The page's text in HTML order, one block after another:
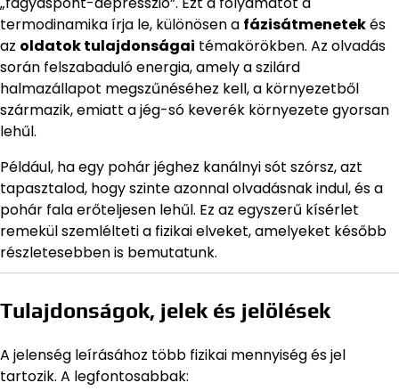
termodinamika írja le, különösen a fázisátmenetekés
az oldatok tulajdonságai témakörökben. Az olvadás
során felszabaduló energia, amely a szilárd
halmazállapot megszűnéséhez kell, a környezetből
származik, emiatt a jég-só keverék környezete gyorsan
lehűl.
Például, ha egy pohár jéghez kanálnyi sót szórsz, azt
tapasztalod, hogy szinte azonnal olvadásnak indul, és a
pohár fala erőteljesen lehűl. Ez az egyszerű kísérlet
remekül szemlélteti a fizikai elveket, amelyeket később
részletesebben is bemutatunk.
Tulajdonságok, jelek és jelölések
A jelenség leírásához több fizikai mennyiség és jel
tartozik. A legfontosabbak: